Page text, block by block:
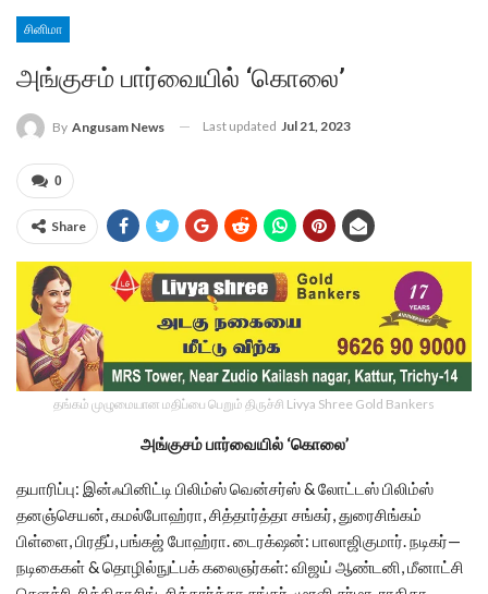
சினிமா
அங்குசம் பார்வையில் ‘கொலை’
By Angusam News Last updated Jul 21, 2023
0
Share
தங்கம் முழுமையான மதிப்பை பெறும் திருச்சி Livya Shree Gold Bankers
அங்குசம் பார்வையில் ‘கொலை’
தயாரிப்பு: இன்ஃபினிட்டி பிலிம்ஸ் வென்சர்ஸ் & லோட்டஸ் பிலிம்ஸ்
தனஞ்செயன், கமல்போஹ்ரா, சித்தார்த்தா சங்கர், துரைசிங்கம்
பிள்ளை, பிரதீப், பங்கஜ் போஹ்ரா. டைரக்‌ஷன்: பாலாஜிகுமார். நடிகர்—
நடிகைகள் & தொழில்நுட்பக் கலைஞர்கள்: விஜய் ஆண்டனி, மீனாட்சி